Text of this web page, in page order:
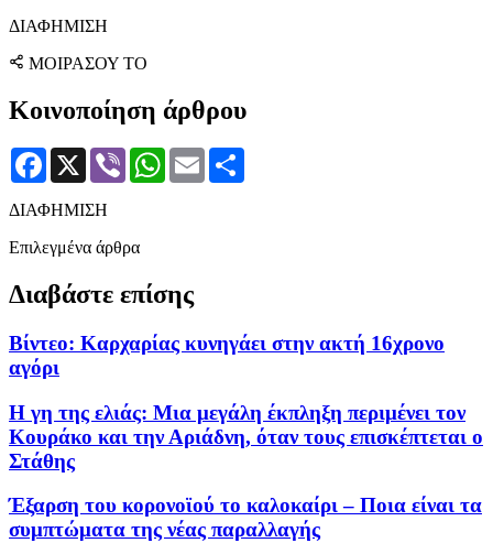
ΔΙΑΦΗΜΙΣΗ
ΜΟΙΡΑΣΟΥ ΤΟ
Κοινοποίηση άρθρου
Facebook
X Viber WhatsApp
Email
ΔΙΑΦΗΜΙΣΗ
Επιλεγμένα άρθρα
Διαβάστε επίσης
Βίντεο: Καρχαρίας κυνηγάει στην ακτή 16χρονο
αγόρι
Η γη της ελιάς: Μια μεγάλη έκπληξη περιμένει τον
Κουράκο και την Αριάδνη, όταν τους επισκέπτεται ο
Στάθης
Έξαρση του κορονοϊού το καλοκαίρι – Ποια είναι τα
συμπτώματα της νέας παραλλαγής